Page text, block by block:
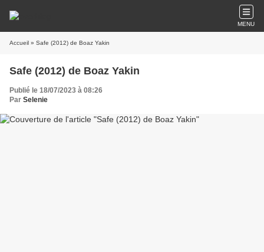
MENU
Accueil » Safe (2012) de Boaz Yakin
Safe (2012) de Boaz Yakin
Publié le 18/07/2023 à 08:26
Par Selenie